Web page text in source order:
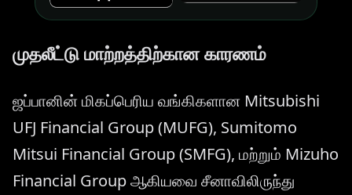
முதலீட்டு மாற்றத்திற்கான காரணம்
ஜப்பானின் மிகப்பெரிய வங்கிகளான Mitsubishi
UFJ Financial Group (MUFG), Sumitomo
Mitsui Financial Group (SMFG), மற்றும் Mizuho
Financial Group ஆகியவை சீனாவிலிருந்து